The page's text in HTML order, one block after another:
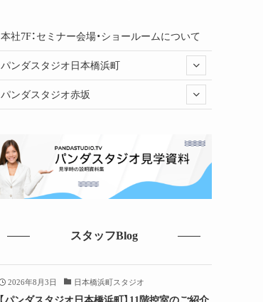
本社7F：セミナー会場・ショールームについて
パンダスタジオ日本橋浜町
パンダスタジオ赤坂
スタッフBlog
2026年8月3日 日本橋浜町スタジオ